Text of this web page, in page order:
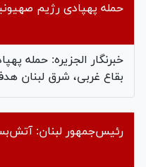
حمله پهپادی رژیم
خبرنگار الجزیره: حمله
بقاع غربی، شرق لبنان
رئیس‌جمهور لبنان: